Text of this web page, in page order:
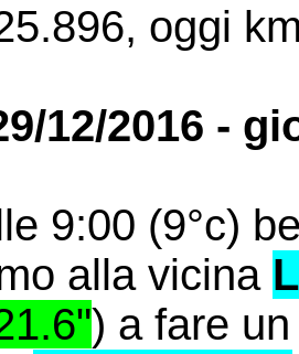
oggi
12/2016 -
9:00 (9°c)
alla vicina
) a fare